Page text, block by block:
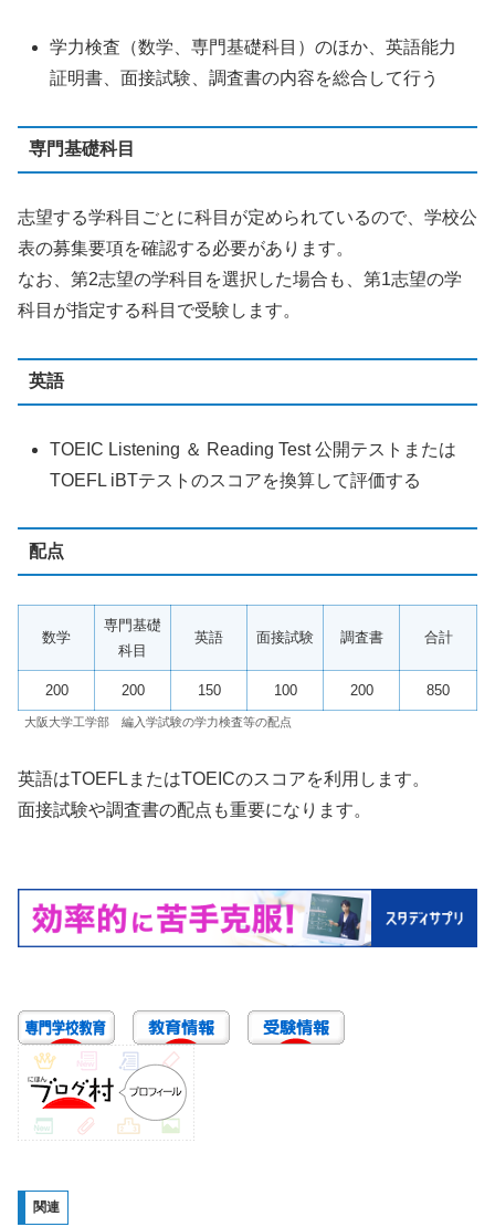
学力検査（数学、専門基礎科目）のほか、英語能力
証明書、面接試験、調査書の内容を総合して行う
専門基礎科目
志望する学科目ごとに科目が定められているので、学校公
表の募集要項を確認する必要があります。
なお、第2志望の学科目を選択した場合も、第1志望の学
科目が指定する科目で受験します。
英語
TOEIC Listening ＆ Reading Test 公開テストまたは
TOEFL iBTテストのスコアを換算して評価する
配点
数学
専門基礎
科目
英語 面接試験 調査書 合計
200 200 150 100 200 850
大阪大学工学部 編入学試験の学力検査等の配点
英語はTOEFLまたはTOEICのスコアを利用します。
面接試験や調査書の配点も重要になります。
関連